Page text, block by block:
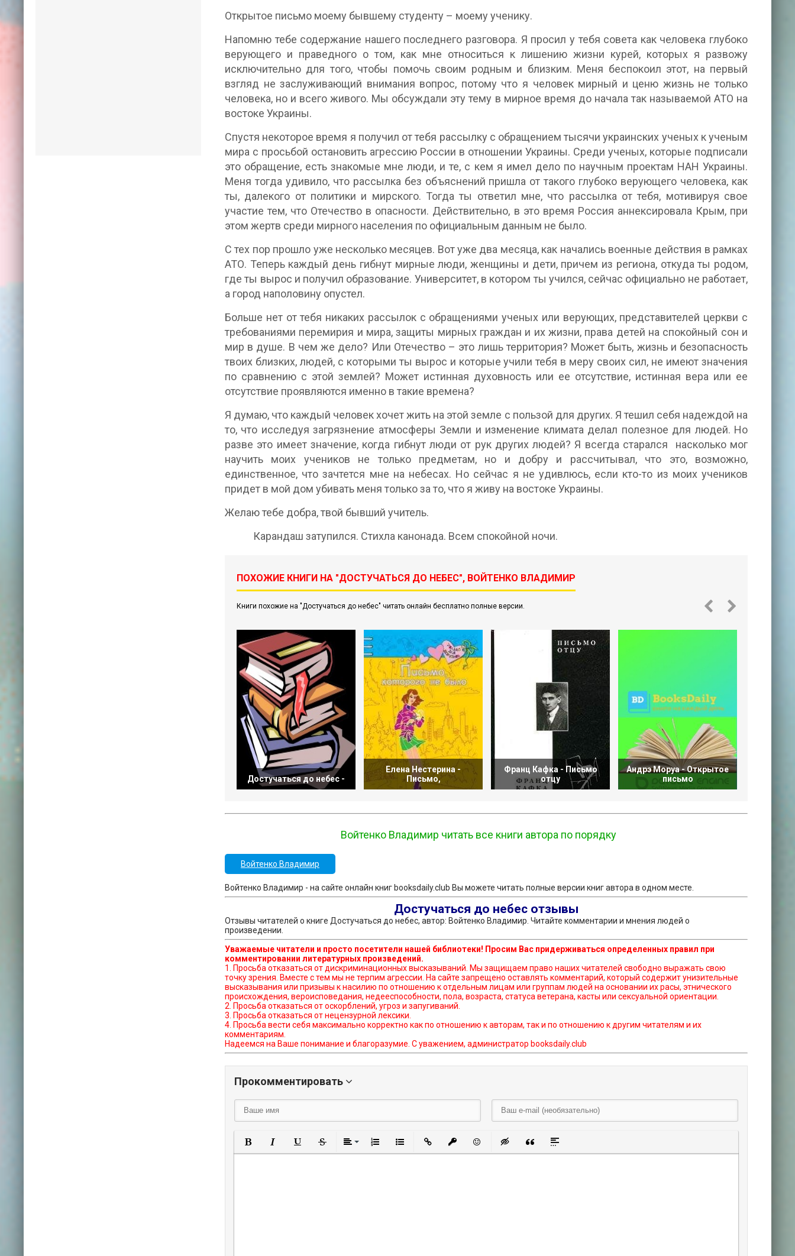
Открытое письмо моему бывшему студенту – моему ученику.
Напомню тебе содержание нашего последнего разговора. Я просил у тебя совета как человека глубоко
верующего и праведного о том, как мне относиться к лишению жизни курей, которых я развожу
исключительно для того, чтобы помочь своим родным и близким. Меня беспокоил этот, на первый
взгляд не заслуживающий внимания вопрос, потому что я человек мирный и ценю жизнь не только
человека, но и всего живого. Мы обсуждали эту тему в мирное время до начала так называемой АТО на
востоке Украины.
Спустя некоторое время я получил от тебя рассылку с обращением тысячи украинских ученых к ученым
мира с просьбой остановить агрессию России в отношении Украины. Среди ученых, которые подписали
это обращение, есть знакомые мне люди, и те, с кем я имел дело по научным проектам НАН Украины.
Меня тогда удивило, что рассылка без объяснений пришла от такого глубоко верующего человека, как
ты, далекого от политики и мирского. Тогда ты ответил мне, что рассылка от тебя, мотивируя свое
участие тем, что Отечество в опасности. Действительно, в это время Россия аннексировала Крым, при
этом жертв среди мирного населения по официальным данным не было.
С тех пор прошло уже несколько месяцев. Вот уже два месяца, как начались военные действия в рамках
АТО. Теперь каждый день гибнут мирные люди, женщины и дети, причем из региона, откуда ты родом,
где ты вырос и получил образование. Университет, в котором ты учился, сейчас официально не работает,
а город наполовину опустел.
Больше нет от тебя никаких рассылок с обращениями ученых или верующих, представителей церкви с
требованиями перемирия и мира, защиты мирных граждан и их жизни, права детей на спокойный сон и
мир в душе. В чем же дело? Или Отечество – это лишь территория? Может быть, жизнь и безопасность
твоих близких, людей, с которыми ты вырос и которые учили тебя в меру своих сил, не имеют значения
по сравнению с этой землей? Может истинная духовность или ее отсутствие, истинная вера или ее
отсутствие проявляются именно в такие времена?
Я думаю, что каждый человек хочет жить на этой земле с пользой для других. Я тешил себя надеждой на
то, что исследуя загрязнение атмосферы Земли и изменение климата делал полезное для людей. Но
разве это имеет значение, когда гибнут люди от рук других людей? Я всегда старался насколько мог
научить моих учеников не только предметам, но и добру и рассчитывал, что это, возможно,
единственное, что зачтется мне на небесах. Но сейчас я не удивлюсь, если кто-то из моих учеников
придет в мой дом убивать меня только за то, что я живу на востоке Украины.
Желаю тебе добра, твой бывший учитель.
Карандаш затупился. Стихла канонада. Всем спокойной ночи.
ПОХОЖИЕ КНИГИ НА "ДОСТУЧАТЬСЯ ДО НЕБЕС", ВОЙТЕНКО ВЛАДИМИР
Книги похожие на "Достучаться до небес" читать онлайн бесплатно полные версии.
Достучаться до небес -
Елена Нестерина -
Письмо,
Франц Кафка - Письмо
отцу
Андрэ Моруа - Открытое
письмо
Войтенко Владимир читать все книги автора по порядку
Войтенко Владимир
Войтенко Владимир - на сайте онлайн книг booksdaily.club Вы можете читать полные версии книг автора в одном месте.
Достучаться до небес отзывы
Отзывы читателей о книге Достучаться до небес, автор: Войтенко Владимир. Читайте комментарии и мнения людей о
произведении.
Уважаемые читатели и просто посетители нашей библиотеки! Просим Вас придерживаться определенных правил при
комментировании литературных произведений.
1. Просьба отказаться от дискриминационных высказываний. Мы защищаем право наших читателей свободно выражать свою
точку зрения. Вместе с тем мы не терпим агрессии. На сайте запрещено оставлять комментарий, который содержит унизительные
высказывания или призывы к насилию по отношению к отдельным лицам или группам людей на основании их расы, этнического
происхождения, вероисповедания, недееспособности, пола, возраста, статуса ветерана, касты или сексуальной ориентации.
2. Просьба отказаться от оскорблений, угроз и запугиваний.
3. Просьба отказаться от нецензурной лексики.
4. Просьба вести себя максимально корректно как по отношению к авторам, так и по отношению к другим читателям и их
комментариям.
Надеемся на Ваше понимание и благоразумие. С уважением, администратор booksdaily.club
Прокомментировать
Полужирный
КурсивПодчеркнутый
ЗачеркнутыйВыравнивание
Нумерованный список
Маркированный список
Вставить ссылку
Вставить защищенную ссылку
Вставить смайлик
Вставка скрытого текста
Вставка цитаты
Вставка спойлера